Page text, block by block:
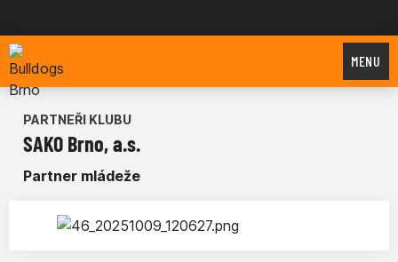
Bulldogs Brno
MENU
PARTNEŘI KLUBU
SAKO Brno, a.s.
Partner mládeže